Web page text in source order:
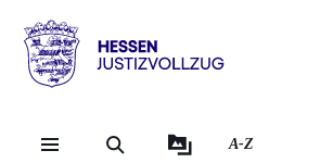
Hessen
Justizvollzug
A-Z